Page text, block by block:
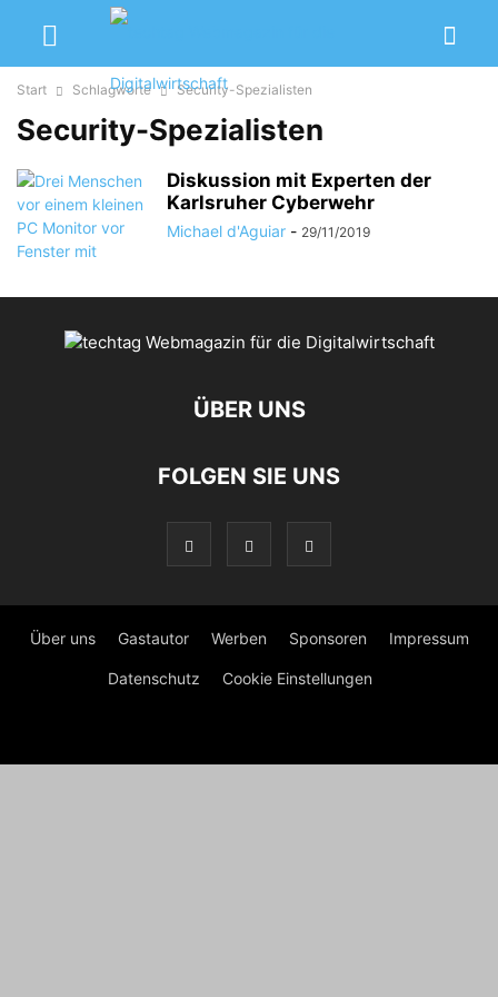
Start Schlagworte Security-Spezialisten
Security-Spezialisten
Diskussion mit Experten der
Karlsruher Cyberwehr
Michael d'Aguiar - 29/11/2019
ÜBER UNS
FOLGEN SIE UNS
Über uns Gastautor Werben Sponsoren Impressum
Datenschutz Cookie Einstellungen